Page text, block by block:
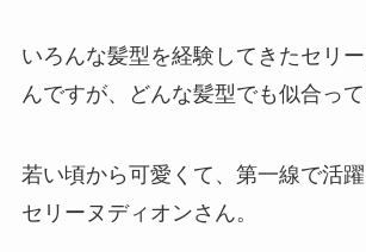
いろんな髪型を経験してきたセリ
んですが、どんな髪型でも似合って
若い頃から可愛くて、第一線で活
セリーヌディオンさん。